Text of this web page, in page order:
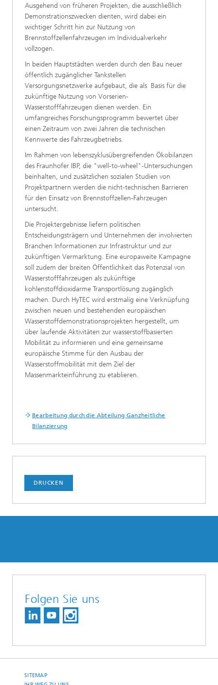
Ausgehend von früheren Projekten, die ausschließlich
Demonstrationszwecken dienten, wird dabei ein
wichtiger Schritt hin zur Nutzung von
Brennstoffzellenfahrzeugen im Individualverkehr
vollzogen.
In beiden Hauptstädten werden durch den Bau neuer
öffentlich zugänglicher Tankstellen
Versorgungsnetzwerke aufgebaut, die als Basis für die
zukünftige Nutzung von Vorserien-
Wasserstofffahrzeugen dienen werden. Ein
umfangreiches Forschungsprogramm bewertet über
einen Zeitraum von zwei Jahren die technischen
Kennwerte des Fahrzeugbetriebs.
Im Rahmen von lebenszyklusübergreifenden Ökobilanzen
des Fraunhofer IBP, die "well-to-wheel"-Untersuchungen
beinhalten, und zusätzlichen sozialen Studien von
Projektpartnern werden die nicht-technischen Barrieren
für den Einsatz von Brennstoffzellen-Fahrzeugen
untersucht.
Die Projektergebnisse liefern politischen
Entscheidungsträgern und Unternehmen der involvierten
Branchen Informationen zur Infrastruktur und zur
zukünftigen Vermarktung. Eine europaweite Kampagne
soll zudem der breiten Öffentlichkeit das Potenzial von
Wasserstofffahrzeugen als zukünftige
kohlenstoffdioxidarme Transportlösung zugänglich
machen. Durch HyTEC wird erstmalig eine Verknüpfung
zwischen neuen und bestehenden europäischen
Wasserstoffdemonstrationsprojekten hergestellt, um
über laufende Aktivitäten zur wasserstoffbasierten
Mobilität zu informieren und eine gemeinsame
europäische Stimme für den Ausbau der
Wasserstoffmobilität mit dem Ziel der
Massenmarkteinführung zu etablieren.
Bearbeitung durch die Abteilung Ganzheitliche
Bilanzierung
DRUCKEN
Folgen Sie uns
SITEMAP